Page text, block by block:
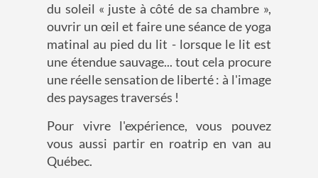
du soleil « juste à côté de sa chambre »,
ouvrir un œil et faire une séance de yoga
matinal au pied du lit - lorsque le lit est
une étendue sauvage... tout cela procure
une réelle sensation de liberté : à l'image
des paysages traversés !
Pour vivre l'expérience, vous pouvez
vous aussi partir en roatrip en van au
Québec.